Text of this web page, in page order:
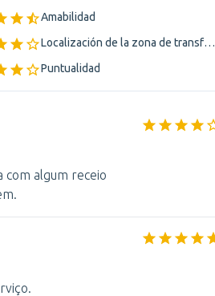
Amabilidad
Localización de la zona de transferencia
Puntualidad
com algum receio